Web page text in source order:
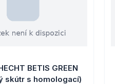
BETIS GREEN
skútr s homologací)